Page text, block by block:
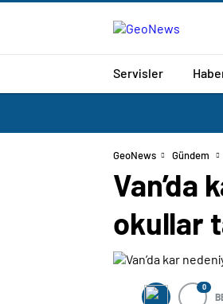
Servisler
GeoNews Gündem
Van’da
okullar
0